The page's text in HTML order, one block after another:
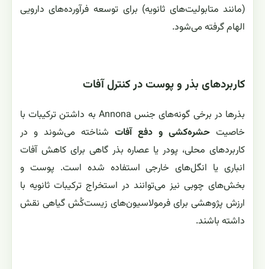
(مانند متابولیت‌های ثانویه) برای توسعه فرآورده‌های دارویی
الهام گرفته می‌شود.
کاربردهای بذر و پوست در کنترل آفات
بذرها در برخی گونه‌های جنس Annona به داشتن ترکیبات با
خاصیت حشره‌کشی و دفع آفاتشناخته می‌شوند و در
کاربردهای محلی، پودر یا عصاره بذر گاهی برای کاهش آفات
انباری یا انگل‌های خارجی استفاده شده است. پوست و
بخش‌های چوبی نیز می‌توانند در استخراج ترکیبات ثانویه با
ارزش پژوهشی برای فرمولاسیون‌های زیست‌کُش گیاهی نقش
داشته باشند.